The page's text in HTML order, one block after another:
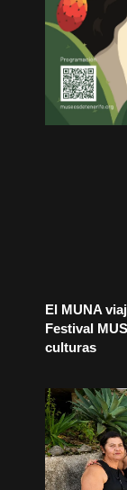
El MUNA
Festival
culturas